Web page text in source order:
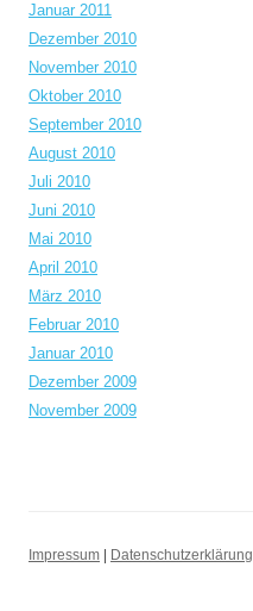
Januar 2011
Dezember 2010
November 2010
Oktober 2010
September 2010
August 2010
Juli 2010
Juni 2010
Mai 2010
April 2010
März 2010
Februar 2010
Januar 2010
Dezember 2009
November 2009
Impressum Datenschutzerklärung